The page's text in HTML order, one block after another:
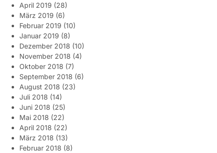
April 2019 (28)
März 2019 (6)
Februar 2019 (10)
Januar 2019 (8)
Dezember 2018 (10)
November 2018 (4)
Oktober 2018 (7)
September 2018 (6)
August 2018 (23)
Juli 2018 (14)
Juni 2018 (25)
Mai 2018 (22)
April 2018 (22)
März 2018 (13)
Februar 2018 (8)